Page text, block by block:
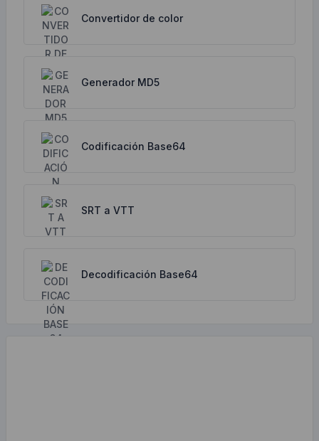
Convertidor de color
Generador MD5
Codificación Base64
SRT a VTT
Decodificación Base64